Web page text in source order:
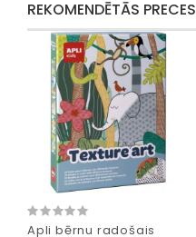
REKOMENDĒTĀS PRECES
Apli bērnu radošais